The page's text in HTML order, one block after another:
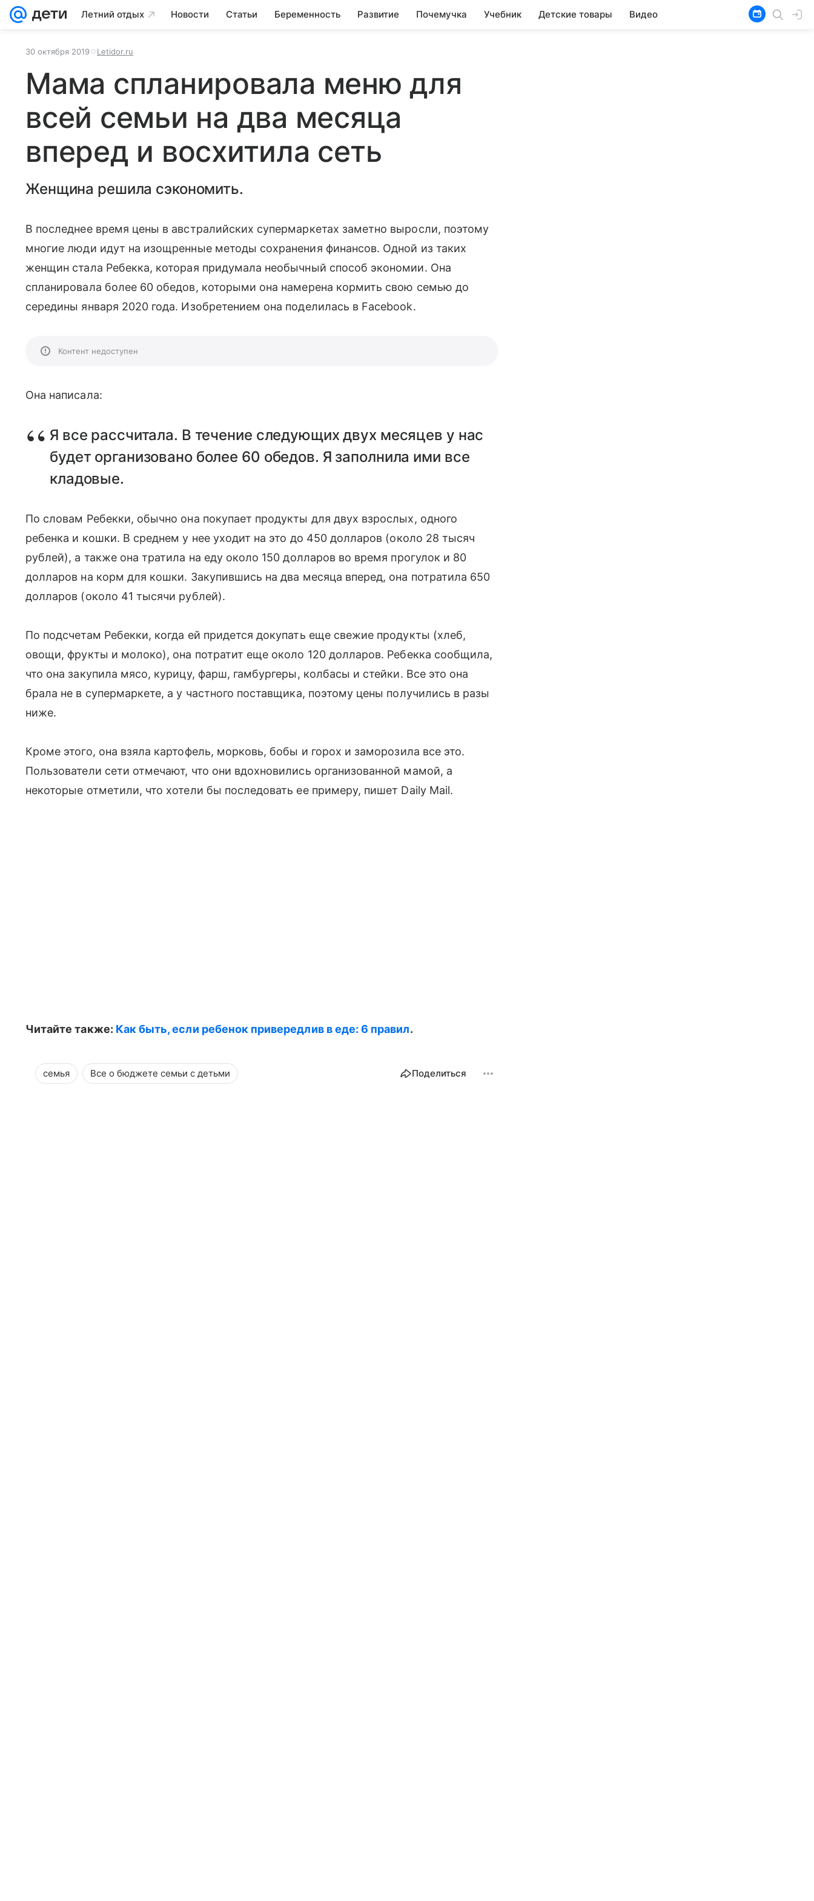
Летний отдых Новости Статьи Беременность Развитие Почемучка Учебник Детские товары Видео
30 октября 2019 Letidor.ru
Мама спланировала меню для
всей семьи на два месяца
вперед и восхитила сеть
Женщина решила сэкономить.
В последнее время цены в австралийских супермаркетах заметно выросли, поэтому
многие люди идут на изощренные методы сохранения финансов. Одной из таких
женщин стала Ребекка, которая придумала необычный способ экономии. Она
спланировала более 60 обедов, которыми она намерена кормить свою семью до
середины января 2020 года. Изобретением она поделилась в Facebook.
Контент недоступен
Она написала:
Я все рассчитала. В течение следующих двух месяцев у нас
будет организовано более 60 обедов. Я заполнила ими все
кладовые.
По словам Ребекки, обычно она покупает продукты для двух взрослых, одного
ребенка и кошки. В среднем у нее уходит на это до 450 долларов (около 28 тысяч
рублей), а также она тратила на еду около 150 долларов во время прогулок и 80
долларов на корм для кошки. Закупившись на два месяца вперед, она потратила 650
долларов (около 41 тысячи рублей).
По подсчетам Ребекки, когда ей придется докупать еще свежие продукты (хлеб,
овощи, фрукты и молоко), она потратит еще около 120 долларов. Ребекка сообщила,
что она закупила мясо, курицу, фарш, гамбургеры, колбасы и стейки. Все это она
брала не в супермаркете, а у частного поставщика, поэтому цены получились в разы
ниже.
Кроме этого, она взяла картофель, морковь, бобы и горох и заморозила все это.
Пользователи сети отмечают, что они вдохновились организованной мамой, а
некоторые отметили, что хотели бы последовать ее примеру, пишет Daily Mail.
Читайте также: Как быть, если ребенок привередлив в еде: 6 правил.
семья Все о бюджете семьи с детьми Поделиться